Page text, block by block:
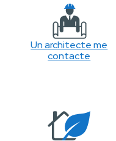
Un architecte me
contacte